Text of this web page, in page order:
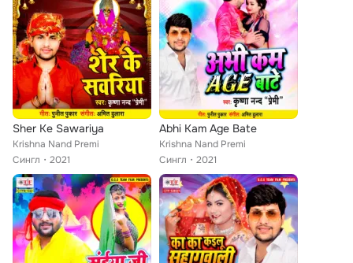
Sher Ke Sawariya
Krishna Nand Premi
Сингл
2021
Abhi Kam Age Bate
Krishna Nand Premi
Сингл
2021